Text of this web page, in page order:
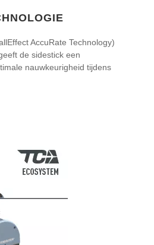
AccuRate Technology)
de sidestick een
nauwkeurigheid tijdens